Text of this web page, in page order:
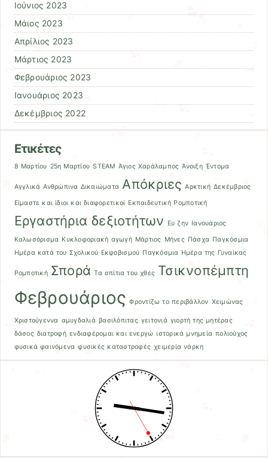
Ιούνιος 2023
Μάιος 2023
Απρίλιος 2023
Μάρτιος 2023
Φεβρουάριος 2023
Ιανουάριος 2023
Δεκέμβριος 2022
Ετικέτες
8 Mαρτίου 25η Μαρτίου STEAM Άγιος Χαράλαμπος Άνοιξη Έντομα
Αγγλικά Ανθρώπινα Δικαιώματα Απόκριες Αρκτική Δεκέμβριος
Είμαστε και ίδιοι και διαφορετικοί Εκπαιδευτική Ρομποτική
Εργαστήρια δεξιοτήτων Ευ ζην Ιανουάριος
Καλωσόρισμα Κυκλοφοριακή αγωγή Μάρτιος Μήνες Πάσχα Παγκόσμια
Ημέρα κατά του Σχολικού Εκφοβισμού Παγκόσμια Ημέρα της Γυναίκας
Ρομποτική Σπορά Τα σπίτια του χθες Τσικνοπέμπτη
Φεβρουάριος Φροντίζω το περιβάλλον Χειμώνας
Χριστούγεννα αμυγδαλιά βασιλόπιτας γειτονιά γιορτή της μητέρας
δάσος διατροφή ενδιαφέρομαι και ενεργώ ιστορικά μνημεία πολιούχος
φυσικά φαινόμενα φυσικές καταστροφές χειμερία νάρκη